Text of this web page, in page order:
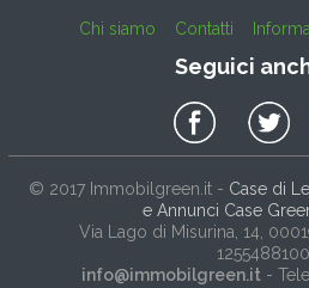
Chi siamo Contatti
Seguici
© 2017 Immobilgreen.it- Case di
e Annunci Case
Via Lago di Misurina, 14 ,
info@immobilgreen.it -